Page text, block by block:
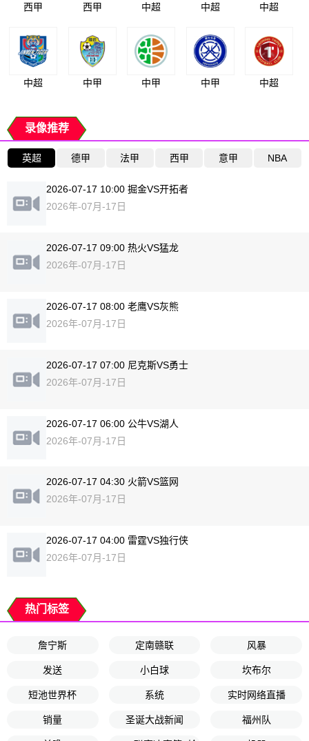
西甲 西甲 中超 中超 中超
中超 中甲 中甲 中甲 中超
录像推荐
英超 德甲 法甲 西甲 意甲 NBA
2026-07-17 10:00 掘金VS开拓者
2026年-07月-17日
2026-07-17 09:00 热火VS猛龙
2026年-07月-17日
2026-07-17 08:00 老鹰VS灰熊
2026年-07月-17日
2026-07-17 07:00 尼克斯VS勇士
2026年-07月-17日
2026-07-17 06:00 公牛VS湖人
2026年-07月-17日
2026-07-17 04:30 火箭VS篮网
2026年-07月-17日
2026-07-17 04:00 雷霆VS独行侠
2026年-07月-17日
热门标签
詹宁斯 定南赣联 风暴
发送 小白球 坎布尔
短池世界杯 系统 实时网络直播
销量 圣诞大战新闻 福州队